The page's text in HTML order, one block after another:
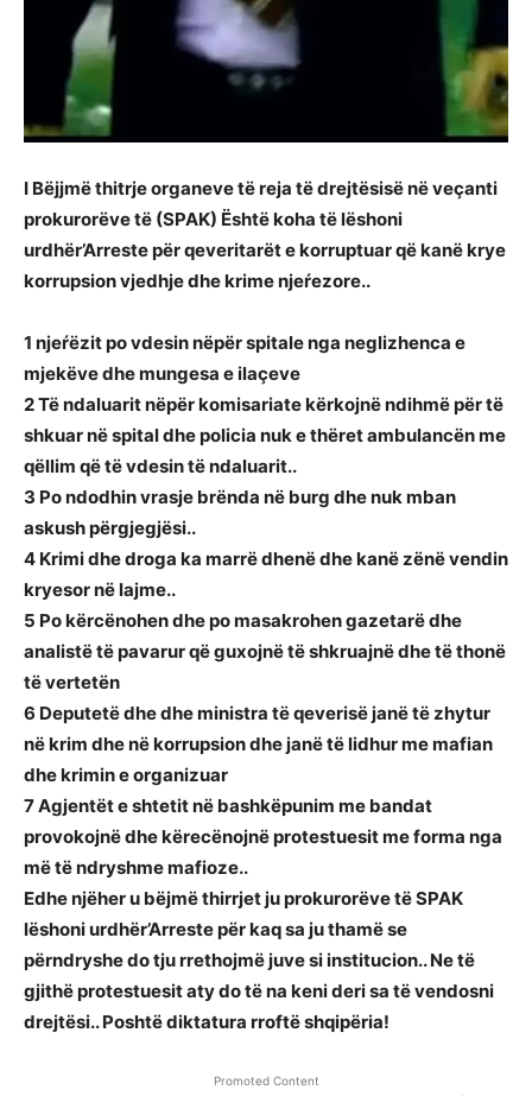
I Bëjjmë thitrje organeve të reja të drejtësisë në veçanti
prokurorëve të (SPAK) Është koha të lëshoni
urdhër’Arreste për qeveritarët e korruptuar që kanë krye
korrupsion vjedhje dhe krime njeŕezore..
1 njeŕëzit po vdesin nëpër spitale nga neglizhenca e
mjekëve dhe mungesa e ilaçeve
2 Të ndaluarit nëpër komisariate kërkojnë ndihmë për të
shkuar në spital dhe policia nuk e thëret ambulancën me
qëllim që të vdesin të ndaluarit..
3 Po ndodhin vrasje brënda në burg dhe nuk mban
askush përgjegjësi..
4 Krimi dhe droga ka marrë dhenë dhe kanë zënë vendin
kryesor në lajme..
5 Po kërcënohen dhe po masakrohen gazetarë dhe
analistë të pavarur që guxojnë të shkruajnë dhe të thonë
të vertetën
6 Deputetë dhe dhe ministra të qeverisë janë të zhytur
në krim dhe në korrupsion dhe janë të lidhur me mafian
dhe krimin e organizuar
7 Agjentët e shtetit në bashkëpunim me bandat
provokojnë dhe kërecënojnë protestuesit me forma nga
më të ndryshme mafioze..
Edhe njëher u bëjmë thirrjet ju prokurorëve të SPAK
lëshoni urdhër’Arreste për kaq sa ju thamë se
përndryshe do tju rrethojmë juve si institucion.. Ne të
gjithë protestuesit aty do të na keni deri sa të vendosni
drejtësi.. Poshtë diktatura rroftë shqipëria!
Promoted Content